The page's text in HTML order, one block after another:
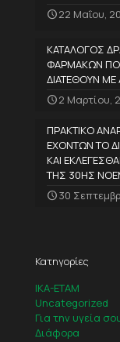
22 Μαΐου,
ΚΑΤΑΛΟΓΟΣ
ΦΑΡΜΑΚΩΝ
ΔΙΑΤΕΘΟΥΝ ΜΕ
2 Μαρτίου,
ΠΡΑΚΤΙΚΟ
ΕΧΟΝΤΩΝ ΤΟ
ΚΑΙ
ΤΗΣ 30ΗΣ
30
Κατηγορίες
IKA-ETAM
Uncategorized
Για την υγεία
Διάφορα